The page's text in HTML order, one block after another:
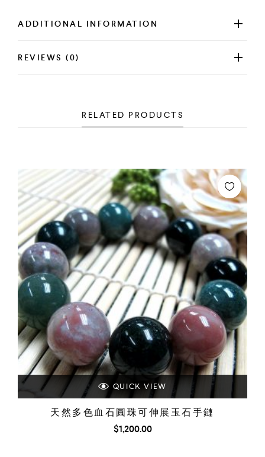
ADDITIONAL INFORMATION
REVIEWS (0)
RELATED PRODUCTS
QUICK VIEW
天然多色血石圓珠可伸展玉石手鏈
$1,200.00